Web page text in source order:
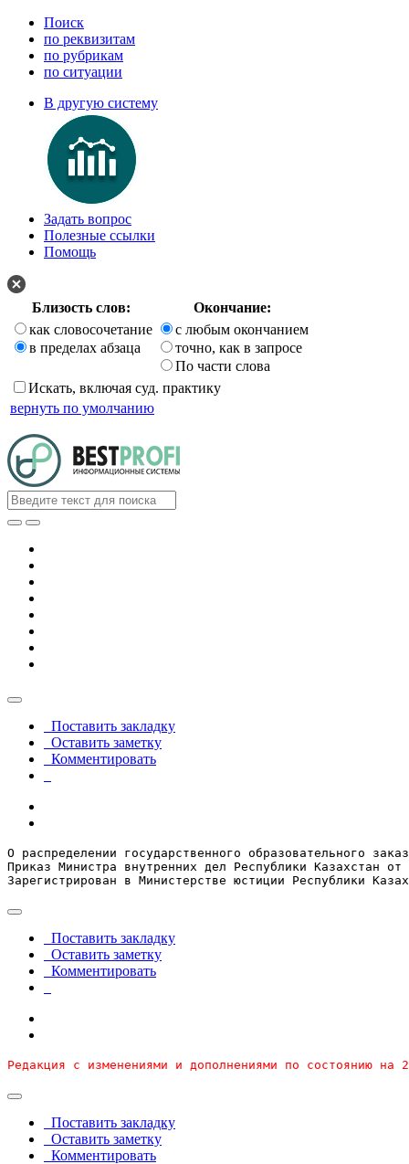
Поиск
по реквизитам
по рубрикам
по ситуации
В другую систему
Задать вопрос
Полезные ссылки
Помощь
Близость слов:
Окончание:
как словосочетание
в пределах абзаца
с любым окончанием
точно, как в запросе
По части слова
Искать, включая суд. практику
вернуть по умолчанию
Поставить закладку
Оставить заметку
Комментировать
О распределении государственного образовательного
Приказ Министра внутренних дел Республики Казахстан
Зарегистрирован в Министерстве юстиции Республики
Поставить закладку
Оставить заметку
Комментировать
Редакция с изменениями и дополнениями по состоянию на
Поставить закладку
Оставить заметку
Комментировать